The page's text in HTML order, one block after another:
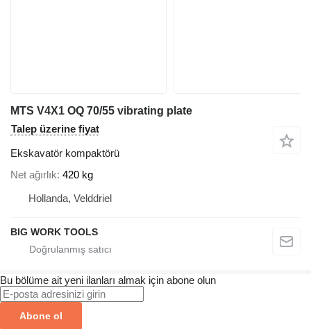
MTS V4X1 OQ 70/55 vibrating plate
Talep üzerine fiyat
Ekskavatör kompaktörü
Net ağırlık 420 kg
Hollanda, Velddriel
BIG WORK TOOLS
Bu bölüme ait yeni ilanları almak için abone olun
Abone ol